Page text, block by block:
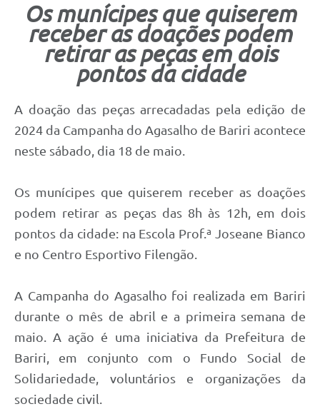
Os munícipes que quiserem
receber as doações podem
retirar as peças em dois
pontos da cidade
A doação das peças arrecadadas pela edição de
2024 da Campanha do Agasalho de Bariri acontece
neste sábado, dia 18 de maio.
Os munícipes que quiserem receber as doações
podem retirar as peças das 8h às 12h, em dois
pontos da cidade: na Escola Prof.ª Joseane Bianco
e no Centro Esportivo Filengão.
A Campanha do Agasalho foi realizada em Bariri
durante o mês de abril e a primeira semana de
maio. A ação é uma iniciativa da Prefeitura de
Bariri, em conjunto com o Fundo Social de
Solidariedade, voluntários e organizações da
sociedade civil.